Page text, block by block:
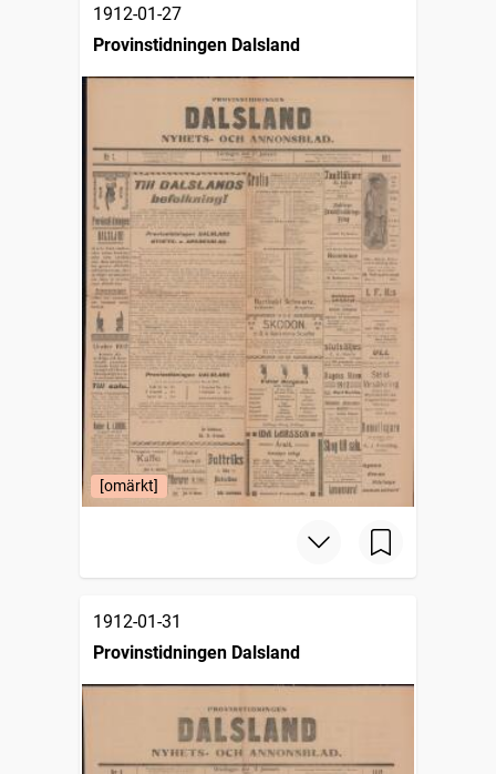
1912-01-27
Provinstidningen Dalsland
[omärkt]
1912-01-31
Provinstidningen Dalsland